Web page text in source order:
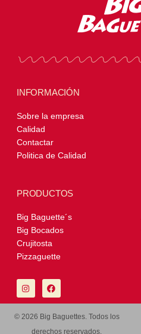
INFORMACIÓN
Sobre la empresa
Calidad
Contactar
Politica de Calidad
PRODUCTOS
Big Baguette´s
Big Bocados
Crujitosta
Pizzaguette
I
n
t
F
a
e
© 2026 Big Baguettes. Todos los
derechos reservados.